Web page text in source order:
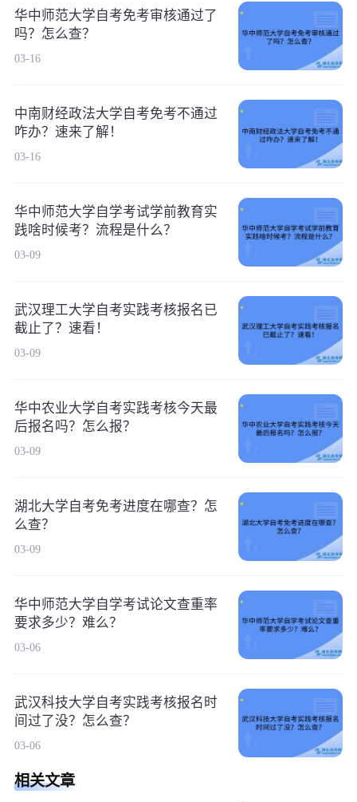
华中师范大学自考免考审核通过了
吗？怎么查？
03-16
中南财经政法大学自考免考不通过
咋办？速来了解！
03-16
华中师范大学自学考试学前教育实
践啥时候考？流程是什么？
03-09
武汉理工大学自考实践考核报名已
截止了？速看！
03-09
华中农业大学自考实践考核今天最
后报名吗？怎么报？
03-09
湖北大学自考免考进度在哪查？怎
么查？
03-09
华中师范大学自学考试论文查重率
要求多少？难么？
03-06
武汉科技大学自考实践考核报名时
间过了没？怎么查？
03-06
相关文章